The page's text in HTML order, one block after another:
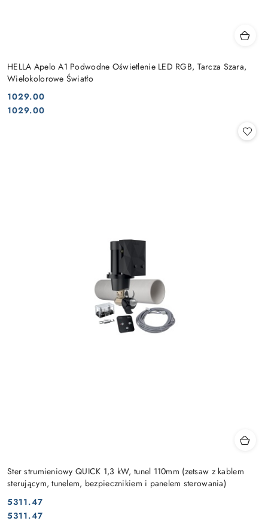
HELLA Apelo A1 Podwodne Oświetlenie LED RGB, Tarcza Szara,
Wielokolorowe Światło
Cena:
1029.00
Cena:
1029.00
Ster strumieniowy QUICK 1,3 kW, tunel 110mm (zetsaw z kablem
sterującym, tunelem, bezpiecznikiem i panelem sterowania)
Cena:
5311.47
Cena:
5311.47